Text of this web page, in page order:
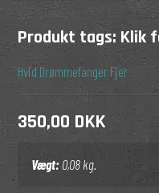
Produkt tags:Klik
Hvid Drømmefanger Fjer
350,00 DKK
Vægt: 0,08 kg.